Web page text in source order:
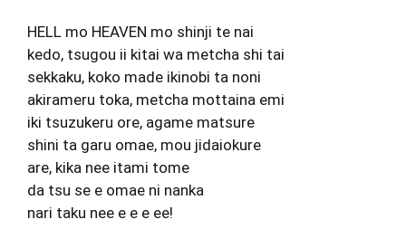
HELL mo HEAVEN mo shinji te nai
kedo, tsugou ii kitai wa metcha shi tai
sekkaku, koko made ikinobi ta noni
akirameru toka, metcha mottaina emi
iki tsuzukeru ore, agame matsure
shini ta garu omae, mou jidaiokure
are, kika nee itami tome
da tsu se e omae ni nanka
nari taku nee e e e ee!